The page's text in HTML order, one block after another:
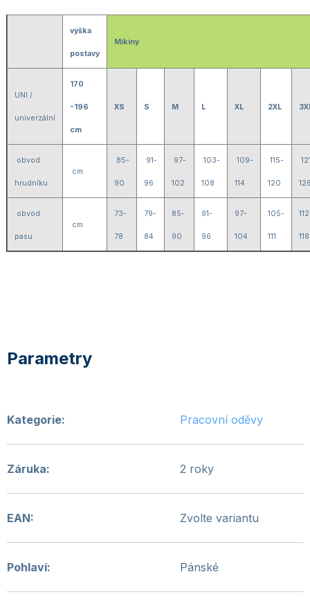
výška
postavy
Mikiny
UNI /
univerzální
170
-196
cm
XS S M L XL 2XL
obvod
hrudníku
cm
85-
90
91-
96
97-
102
103-
108
109-
114
115-
120
obvod
pasu
cm
73-
78
79-
84
85-
90
91-
96
97-
104
105-
111 118
Kategorie: Pracovní oděvy
Záruka: 2 roky
EAN: Zvolte variantu
Pohlaví: Pánské